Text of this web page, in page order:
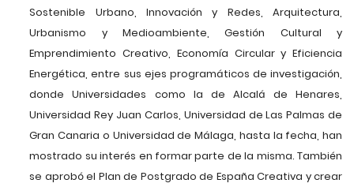
Sostenible Urbano, Innovación y Redes, Arquitectura,
Urbanismo y Medioambiente, Gestión Cultural y
Emprendimiento Creativo, Economía Circular y Eficiencia
Energética, entre sus ejes programáticos de investigación,
donde Universidades como la de Alcalá de Henares,
Universidad Rey Juan Carlos, Universidad de Las Palmas de
Gran Canaria o Universidad de Málaga, hasta la fecha, han
mostrado su interés en formar parte de la misma. También
se aprobó el Plan de Postgrado de España Creativa y crear